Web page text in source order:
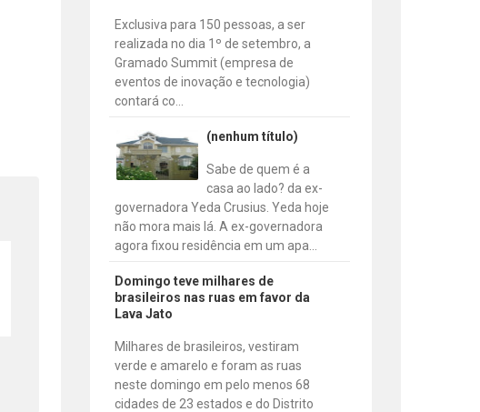
Exclusiva para 150 pessoas, a ser
realizada no dia 1º de setembro, a
Gramado Summit (empresa de
eventos de inovação e tecnologia)
contará co...
(nenhum título)
Sabe de quem é a
casa ao lado? da ex-
governadora Yeda Crusius. Yeda hoje
não mora mais lá. A ex-governadora
agora fixou residência em um apa...
Domingo teve milhares de
brasileiros nas ruas em favor da
Lava Jato
Milhares de brasileiros, vestiram
verde e amarelo e foram as ruas
neste domingo em pelo menos 68
cidades de 23 estados e do Distrito